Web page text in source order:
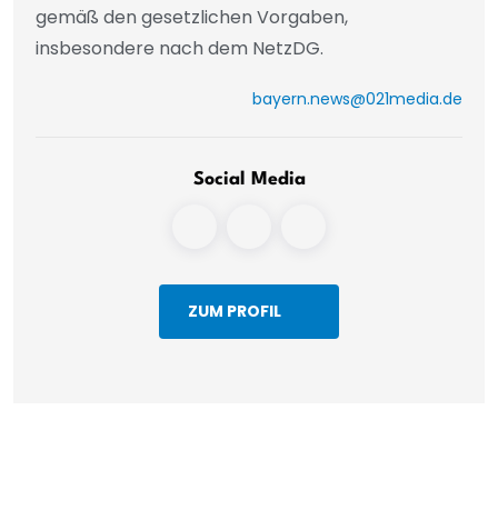
gemäß den gesetzlichen Vorgaben,
insbesondere nach dem NetzDG.
bayern.news@021media.de
Social Media
ZUM PROFIL